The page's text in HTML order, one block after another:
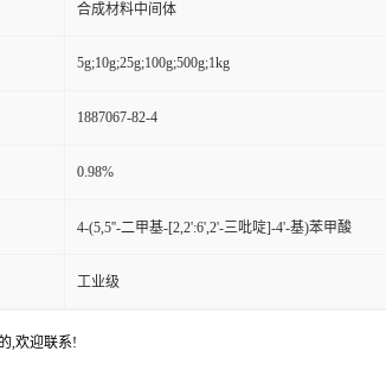
合成材料中间体
5g;10g;25g;100g;500g;1kg
1887067-82-4
0.98%
4-(5,5''-二甲基-[2,2':6',2'-三吡啶]-4'-基)苯甲酸
工业级
,欢迎联系!